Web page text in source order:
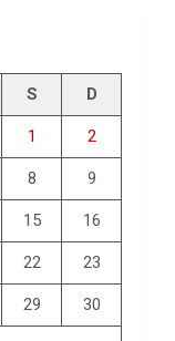
S D
1 2
8 9
15 16
22 23
29 30